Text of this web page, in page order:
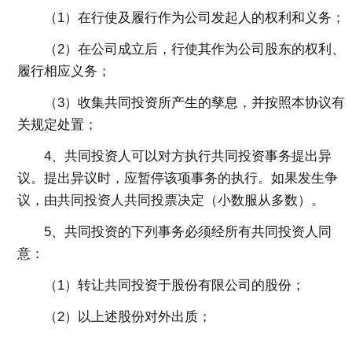
（1）在行使及履行作为公司发起人的权利和义务；
（2）在公司成立后，行使其作为公司股东的权利、
履行相应义务；
（3）收集共同投资所产生的孳息，并按照本协议有
关规定处置；
4、共同投资人可以对方执行共同投资事务提出异
议。提出异议时，应暂停该项事务的执行。如果发生争
议，由共同投资人共同投票决定（小数服从多数）。
5、共同投资的下列事务必须经所有共同投资人同
意：
（1）转让共同投资于股份有限公司的股份；
（2）以上述股份对外出质；